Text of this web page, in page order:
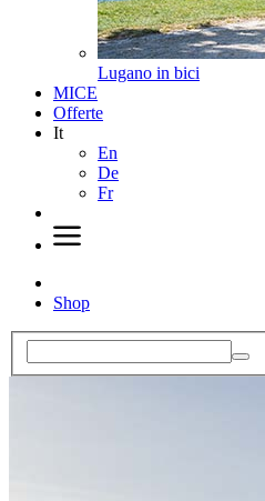
Lugano in bici
MICE
Offerte
It
En
De
Fr
Shop